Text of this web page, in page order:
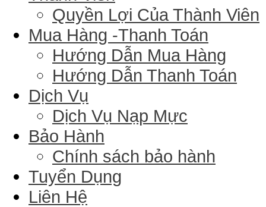
Quyền Lợi Của Thành Viên
Mua Hàng -Thanh Toán
Hướng Dẫn Mua Hàng
Hướng Dẫn Thanh Toán
Dịch Vụ
Dịch Vụ Nạp Mực
Bảo Hành
Chính sách bảo hành
Tuyển Dụng
Liên Hệ